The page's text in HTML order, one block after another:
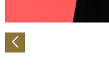
Partner führen diese
weiteren Daten
gesammelt haben.